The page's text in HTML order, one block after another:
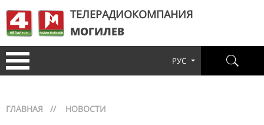
ТЕЛЕРАДИОКОМПАНИЯ
МОГИЛЕВ
РУС
ГЛАВНАЯ // НОВОСТИ